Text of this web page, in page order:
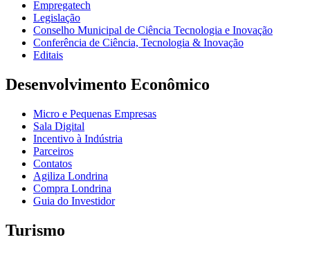
Empregatech
Legislação
Conselho Municipal de Ciência Tecnologia e Inovação
Conferência de Ciência, Tecnologia & Inovação
Editais
Desenvolvimento Econômico
Micro e Pequenas Empresas
Sala Digital
Incentivo à Indústria
Parceiros
Contatos
Agiliza Londrina
Compra Londrina
Guia do Investidor
Turismo